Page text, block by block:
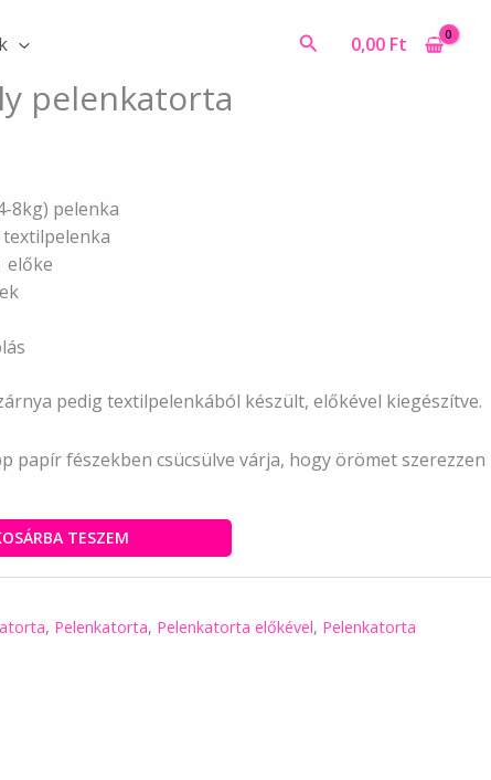
Search0,00 Ft
pelenkatorta
8kg) pelenka
előke
pedig textilpelenkából készült, előkével kiegészítve.
papír fészekben csücsülve várja, hogy örömet szerezzen
TESZEM
, Pelenkatorta, Pelenkatorta előkével, Pelenkatorta